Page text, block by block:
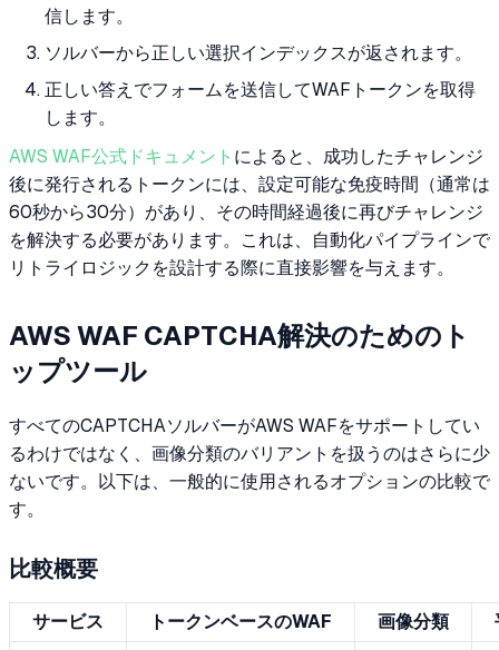
信します。
ソルバーから正しい選択インデックスが返されます。
正しい答えでフォームを送信してWAFトークンを取得
します。
AWS WAF公式ドキュメント によると、成功したチャレンジ
後に発行されるトークンには、設定可能な免疫時間（通常は
60秒から30分）があり、その時間経過後に再びチャレンジ
を解決する必要があります。これは、自動化パイプラインで
リトライロジックを設計する際に直接影響を与えます。
AWS WAF CAPTCHA解決のためのト
ップツール
すべてのCAPTCHAソルバーがAWS WAFをサポートしてい
るわけではなく、画像分類のバリアントを扱うのはさらに少
ないです。以下は、一般的に使用されるオプションの比較で
す。
比較概要
サービス トークンベースのWAF 画像分類